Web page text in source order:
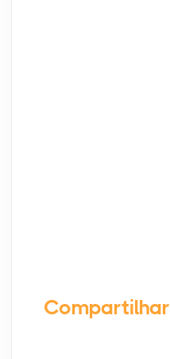
Compartilhar